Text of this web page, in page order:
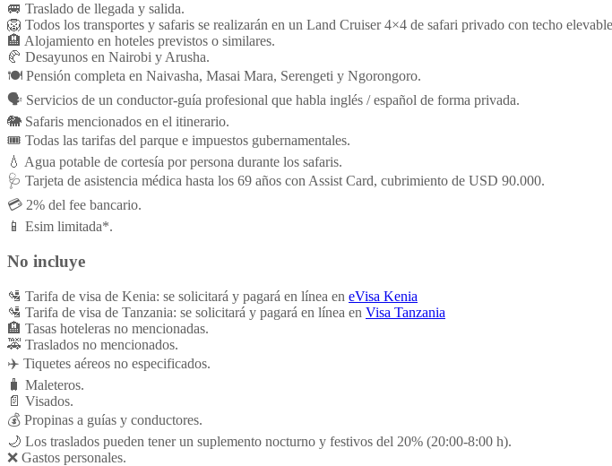
🚐 Traslado de llegada y salida.
🦁 Todos los transportes y safaris se realizarán en un Land Cruiser 4×4 de safari privado con techo
🏨 Alojamiento en hoteles previstos o similares.
🥐 Desayunos en Nairobi y Arusha.
🍽️ Pensión completa en Naivasha, Masai Mara, Serengeti y Ngorongoro.
🗣️ Servicios de un conductor-guía profesional que habla inglés / español de forma privada.
🐘 Safaris mencionados en el itinerario.
🎟️ Todas las tarifas del parque e impuestos gubernamentales.
💧 Agua potable de cortesía por persona durante los safaris.
🩺 Tarjeta de asistencia médica hasta los 69 años con Assist Card, cubrimiento de USD 90.000.
💳 2% del fee bancario.
📱 Esim limitada*.
No incluye
🛂 Tarifa de visa de Kenia: se solicitará y pagará en línea en eVisa Kenia
🛂 Tarifa de visa de Tanzania: se solicitará y pagará en línea en Visa Tanzania
🏨 Tasas hoteleras no mencionadas.
🚕 Traslados no mencionados.
✈️ Tiquetes aéreos no especificados.
🧳 Maleteros.
📄 Visados.
💰 Propinas a guías y conductores.
🌙 Los traslados pueden tener un suplemento nocturno y festivos del 20% (20:00-8:00 h).
❌ Gastos personales.